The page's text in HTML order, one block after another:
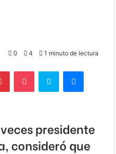
0 4 1 minuto de lectura
PinterestPocket Skype Messenger
presidente
consideró que